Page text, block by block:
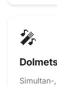
🎤
Simultan-